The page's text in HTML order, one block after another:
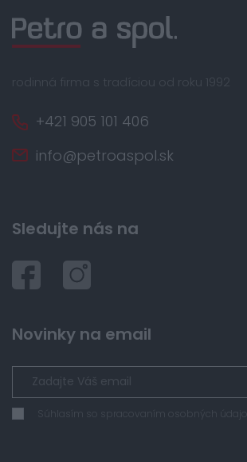
rodinná firma s tradíciou od roku 1992
+421 905 101 406
info@petroaspol.sk
Sledujte nás na
Novinky na email
Súhlasím so spracovaním osobných údajov